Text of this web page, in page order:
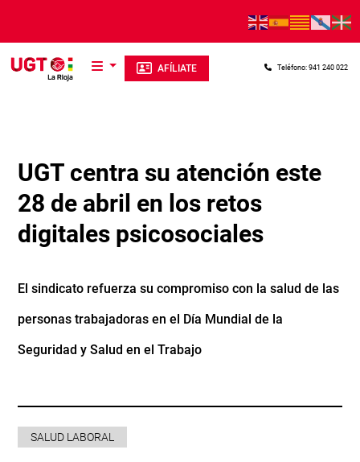
AFÍLIATE Teléfono: 941 240 022
UGT centra su atención este
28 de abril en los retos
digitales psicosociales
El sindicato refuerza su compromiso con la salud de las
personas trabajadoras en el Día Mundial de la
Seguridad y Salud en el Trabajo
SALUD LABORAL